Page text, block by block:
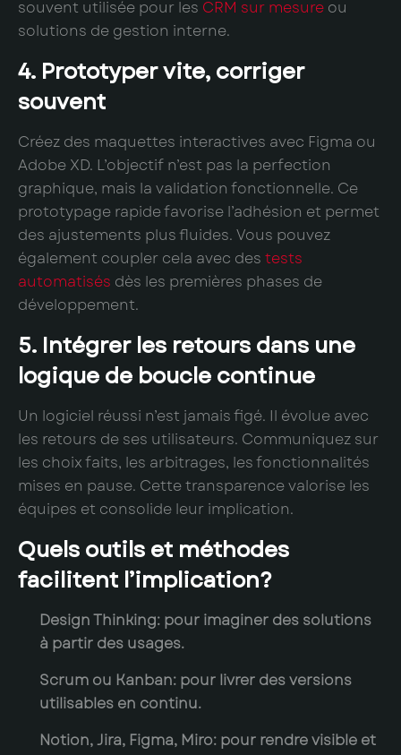
souvent utilisée pour les CRM sur mesure ou
solutions de gestion interne.
4. Prototyper vite, corriger
souvent
Créez des maquettes interactives avec Figma ou
Adobe XD. L’objectif n’est pas la perfection
graphique, mais la validation fonctionnelle. Ce
prototypage rapide favorise l’adhésion et permet
des ajustements plus fluides. Vous pouvez
également coupler cela avec des tests
automatisés dès les premières phases de
développement.
5. Intégrer les retours dans une
logique de boucle continue
Un logiciel réussi n’est jamais figé. Il évolue avec
les retours de ses utilisateurs. Communiquez sur
les choix faits, les arbitrages, les fonctionnalités
mises en pause. Cette transparence valorise les
équipes et consolide leur implication.
Quels outils et méthodes
facilitent l’implication?
Design Thinking: pour imaginer des solutions
à partir des usages.
Scrum ou Kanban: pour livrer des versions
utilisables en continu.
Notion, Jira, Figma, Miro: pour rendre visible et